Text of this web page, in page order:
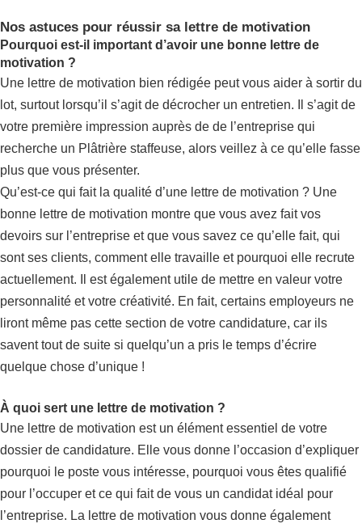
Nos astuces pour réussir sa lettre de motivation
Pourquoi est-il important d’avoir une bonne lettre de
motivation ?
Une lettre de motivation bien rédigée peut vous aider à sortir du
lot, surtout lorsqu’il s’agit de décrocher un entretien. Il s’agit de
votre première impression auprès de de l’entreprise qui
recherche un Plâtrière staffeuse, alors veillez à ce qu’elle fasse
plus que vous présenter.
Qu’est-ce qui fait la qualité d’une lettre de motivation ? Une
bonne lettre de motivation montre que vous avez fait vos
devoirs sur l’entreprise et que vous savez ce qu’elle fait, qui
sont ses clients, comment elle travaille et pourquoi elle recrute
actuellement. Il est également utile de mettre en valeur votre
personnalité et votre créativité. En fait, certains employeurs ne
liront même pas cette section de votre candidature, car ils
savent tout de suite si quelqu’un a pris le temps d’écrire
quelque chose d’unique !
À quoi sert une lettre de motivation ?
Une lettre de motivation est un élément essentiel de votre
dossier de candidature. Elle vous donne l’occasion d’expliquer
pourquoi le poste vous intéresse, pourquoi vous êtes qualifié
pour l’occuper et ce qui fait de vous un candidat idéal pour
l’entreprise. La lettre de motivation vous donne également